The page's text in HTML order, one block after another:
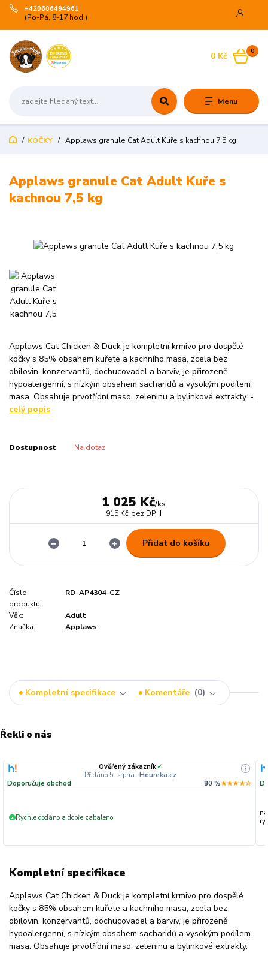
Menu
+420606494961
(Po-Pá, 8-17 hod.)
0
0 Kč
KOČKY Applaws granule Cat Adult Kuře s kachnou 7,5 kg
Applaws granule Cat Adult Kuře s
kachnou 7,5 kg
Applaws Cat Chicken & Duck je kompletní krmivo pro dospělé
kočky s 85% obsahem kuřete a kachního masa, zcela bez
obilovin, konzervantů, dochucovadel a barviv, je přirozeně
hypoalergenní, s nízkým obsahem sacharidů a vysokým podílem
masa. Obsahuje prvotřídní maso, zeleninu a bylinkové extrakty. -...
celý popis
Dostupnost Na dotaz
1 025 Kč/ks
915 Kč bez DPH
Přidat do košíku
Číslo
produktu:
RD-AP4304-CZ
Věk:
Adult
Značka:
Applaws
Kompletní specifikace Komentáře 0
Řekli o nás
Ověřený zákazník✓
Přidáno 5. srpna · Heureka.cz
i
Doporučuje obchod 80 %★★★★☆
+ Rychle dodáno a dobře zabaleno.
Kompletní specifikace
Applaws Cat Chicken & Duck je kompletní krmivo pro dospělé
kočky s 85% obsahem kuřete a kachního masa, zcela bez
obilovin, konzervantů, dochucovadel a barviv, je přirozeně
hypoalergenní, s nízkým obsahem sacharidů a vysokým podílem
masa. Obsahuje prvotřídní maso, zeleninu a bylinkové extrakty.